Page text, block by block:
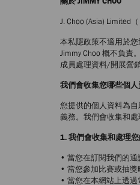
J. Choo (Asia) Limited
本私隱政策不適用於
Jimmy Choo 概不負責
成員處理資料/開展營
我們會收集您哪些個
您提供的個人資料為
義務。我們會收集和
1. 我們會收集和處理
• 當您在訂閱我們的通
• 當您參加比賽或抽獎
• 當您在本網站上透